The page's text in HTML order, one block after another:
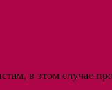
в этом случае